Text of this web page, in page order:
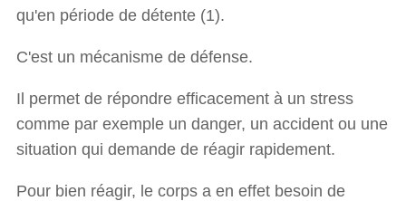
qu'en période de détente (1).
C'est un mécanisme de défense.
Il permet de répondre efficacement à un stress
comme par exemple un danger, un accident ou une
situation qui demande de réagir rapidement.
Pour bien réagir, le corps a en effet besoin de